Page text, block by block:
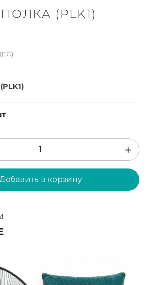
(PLK1)
в корзину